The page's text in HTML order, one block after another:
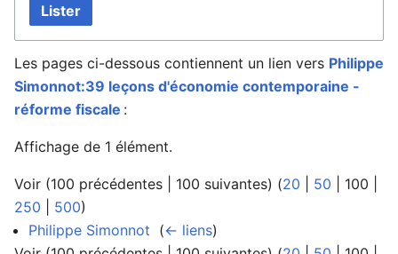
Lister
Les pages ci-dessous contiennent un lien vers Philippe
Simonnot:39 leçons d'économie contemporaine -
réforme fiscale :
Affichage de 1 élément.
Voir (100 précédentes 100 suivantes) (20 50 100
250
500)
Philippe Simonnot (← liens)